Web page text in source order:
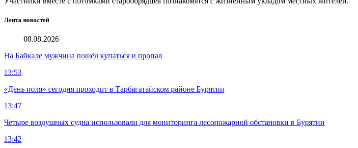
Лента новостей
08.08.2026
На Байкале мужчина пошёл купаться и пропал
13:53
«День поля» сегодня проходит в Тарбагатайском районе Бурятии
13:47
Четыре воздушных судна использовали для мониторинга лесопожарной обстановки в Бурятии
13:42